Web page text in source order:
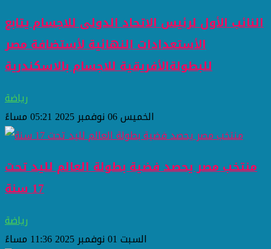
النائب الأول لرئيس الاتحاد الدولى للاجسام يتابع
الأستعدادات النهائية لأستضافة مصر
للبطولةالأفريقية للاجسام بالاسكندرية
رياضة
الخميس 06 نوفمبر 2025 05:21 مساءً
منتخب مصر يحصد فضية بطولة العالم لليد تحت
17 سنة
رياضة
السبت 01 نوفمبر 2025 11:36 مساءً